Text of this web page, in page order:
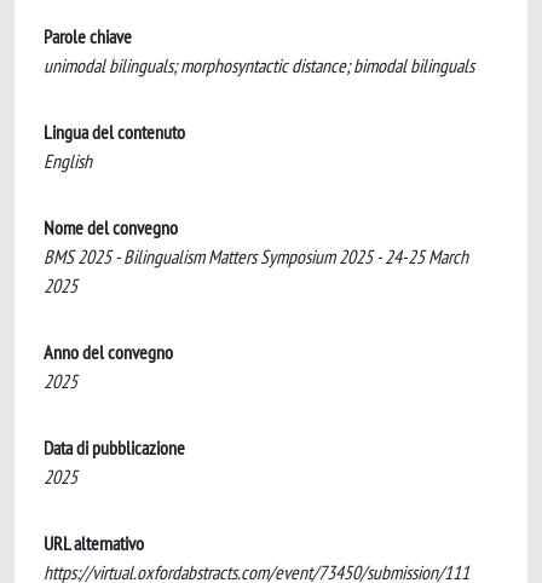
Parole chiave
unimodal bilinguals; morphosyntactic distance; bimodal bilinguals
Lingua del contenuto
English
Nome del convegno
BMS 2025 - Bilingualism Matters Symposium 2025 - 24-25 March
2025
Anno del convegno
2025
Data di pubblicazione
2025
URL alternativo
https://virtual.oxfordabstracts.com/event/73450/submission/111